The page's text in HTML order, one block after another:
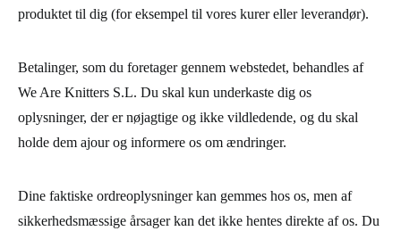
produktet til dig (for eksempel til vores kurer eller leverandør).
Betalinger, som du foretager gennem webstedet, behandles af
We Are Knitters S.L. Du skal kun underkaste dig os
oplysninger, der er nøjagtige og ikke vildledende, og du skal
holde dem ajour og informere os om ændringer.
Dine faktiske ordreoplysninger kan gemmes hos os, men af ​​
sikkerhedsmæssige årsager kan det ikke hentes direkte af os. Du